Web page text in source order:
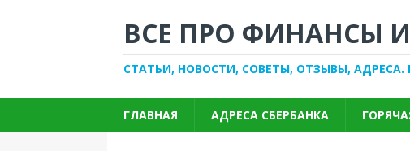
ВСЕ ПРО ФИНАНСЫ
СТАТЬИ, НОВОСТИ, СОВЕТЫ, ОТЗЫВЫ,
ГЛАВНАЯ АДРЕСА СБЕРБАНКА